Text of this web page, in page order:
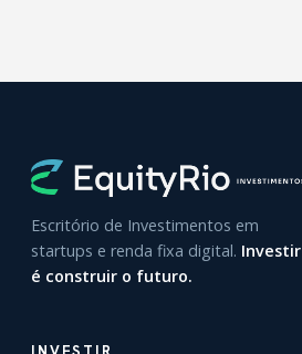
Escritório de Investimentos em
startups e renda fixa digital. Investir
é construir o futuro.